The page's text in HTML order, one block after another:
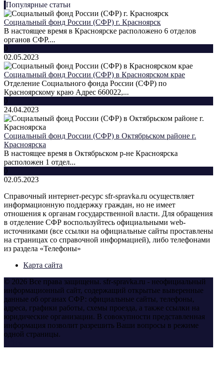
Популярные статьи
Социальный фонд России (СФР) г. Красноярск
В настоящее время в Красноярске расположено 6 отделов
органов СФР....
0
02.05.2023
Социальный фонд России (СФР) в Красноярском крае
Отделение Социального фонда России (СФР) по
Красноярскому краю Адрес 660022,...
0
24.04.2023
Социальный фонд России (СФР) в Октябрьском районе г.
Красноярска
В настоящее время в Октябрьском р-не Красноярска
расположен 1 отдел...
0
02.05.2023
Справочный интернет-ресурс sfr-spravka.ru осуществляет
информационную поддержку граждан, но не имеет
отношения к органам государственной власти. Для обращения
в отделение СФР воспользуйтесь официальными web-
источниками (все ссылки на официальные сайты проставлены
на страницах со справочной информацией), либо телефонами
из раздела «Телефоны»
Карта сайта
© 2026 Все права защищены. sfr-spravka.ru - неофициальный
информационный сайт, содержащий открытые выверенные
данные об органах СФР: официальные сайты, телефоны,
адреса, графики работы, схемы проезда, а также ссылки на
юридические организации. В совокупности представленная
информация позволит разрешить Ваши вопросы в режиме
одной страницы.